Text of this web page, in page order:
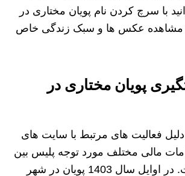
با سرچ کردن نام پویان مختاری در
مشاهده عکس ها و سبک زندگی خاص
پویان مختاری در
دلیل فعالیت های مرتبط با سایت های
مالی مختلف مورد توجه پلیس بین
الملل قرار گرفت. در اوایل سال 1403 پویان در شهر